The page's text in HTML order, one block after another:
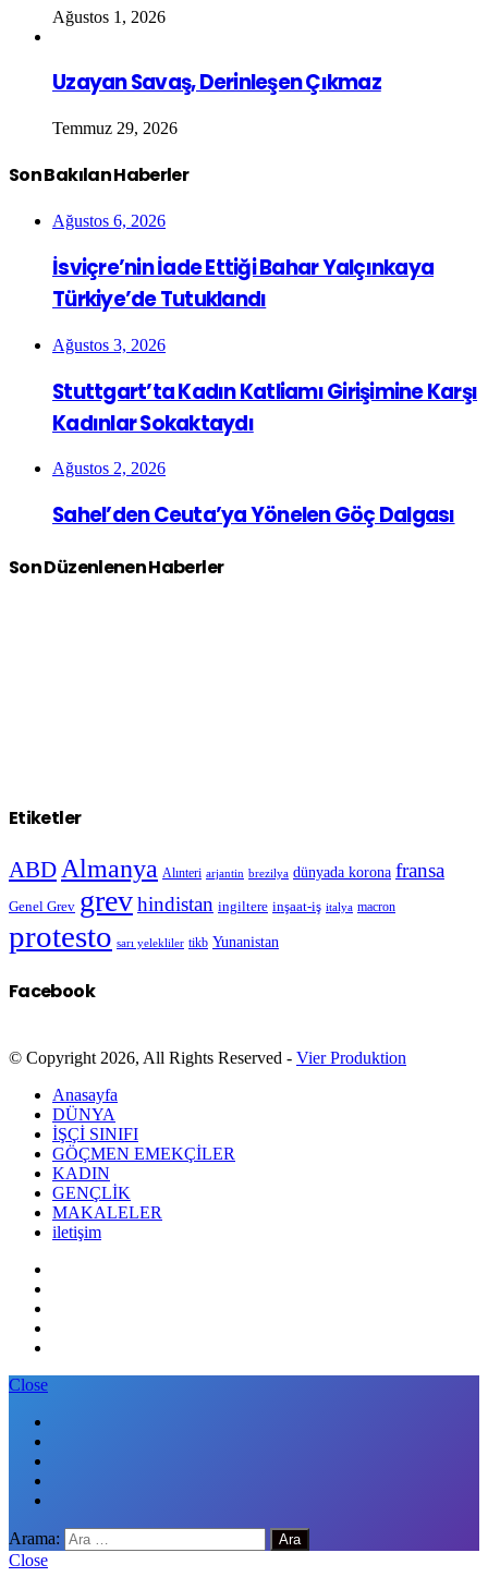
Ağustos 1, 2026
Uzayan Savaş, Derinleşen Çıkmaz
Temmuz 29, 2026
Son Bakılan Haberler
Ağustos 6, 2026
İsviçre’nin İade Ettiği Bahar Yalçınkaya
Türkiye’de Tutuklandı
Ağustos 3, 2026
Stuttgart’ta Kadın Katliamı Girişimine Karşı
Kadınlar Sokaktaydı
Ağustos 2, 2026
Sahel’den Ceuta’ya Yönelen Göç Dalgası
Son Düzenlenen Haberler
Etiketler
ABD Almanya Alınteri arjantin brezilya dünyada korona fransa
Genel Grev grevhindistan ingiltere inşaat-iş italya macron
protesto sarı yelekliler tikb Yunanistan
Facebook
© Copyright 2026, All Rights Reserved - Vier Produktion
Anasayfa
DÜNYA
İŞÇİ SINIFI
GÖÇMEN EMEKÇİLER
KADIN
GENÇLİK
MAKALELER
iletişim
Close
Arama:
Close